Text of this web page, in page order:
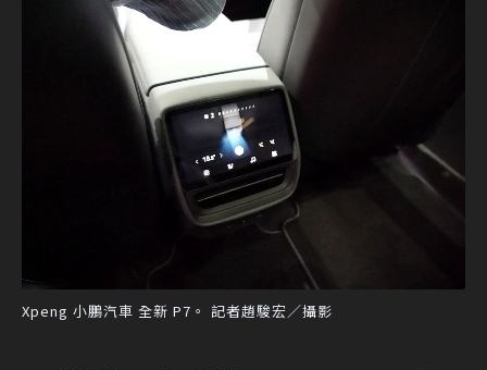
Xpeng 小鵬汽車 全新 P7。 記者趙駿宏／攝影